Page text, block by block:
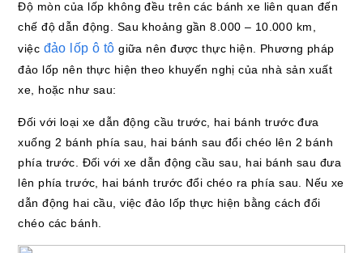
Độ mòn của lốp không đều trên các bánh xe liên quan đến
chế độ dẫn động. Sau khoảng gần 8.000 – 10.000 km,
việc đảo lốp ô tô giữa nên được thực hiện. Phương pháp
đảo lốp nên thực hiện theo khuyến nghị của nhà sản xuất
xe, hoặc như sau:
Đối với loại xe dẫn động cầu trước, hai bánh trước đưa
xuống 2 bánh phía sau, hai bánh sau đổi chéo lên 2 bánh
phía trước. Đối với xe dẫn động cầu sau, hai bánh sau đưa
lên phía trước, hai bánh trước đổi chéo ra phía sau. Nếu xe
dẫn động hai cầu, việc đảo lốp thực hiện bằng cách đổi
chéo các bánh.